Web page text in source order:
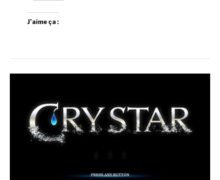
J’aime ça :